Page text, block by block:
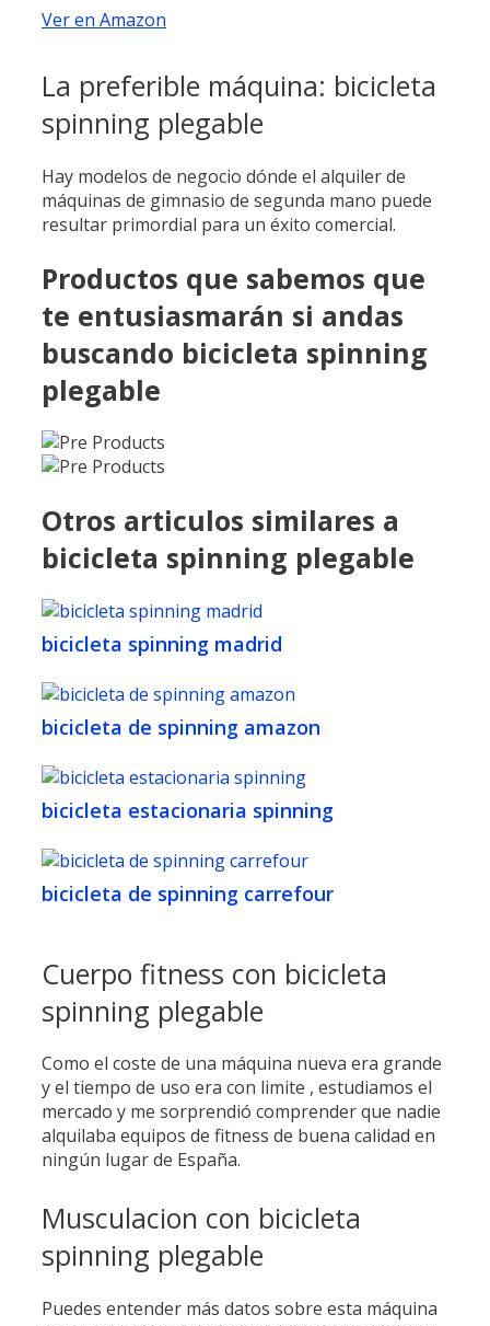
Ver en Amazon
La preferible máquina: bicicleta
spinning plegable
Hay modelos de negocio dónde el alquiler de
máquinas de gimnasio de segunda mano puede
resultar primordial para un éxito comercial.
Productos que sabemos que
te entusiasmarán si andas
buscando bicicleta spinning
plegable
Otros articulos similares a
bicicleta spinning plegable
bicicleta spinning madrid
bicicleta de spinning amazon
bicicleta estacionaria spinning
bicicleta de spinning carrefour
Cuerpo fitness con bicicleta
spinning plegable
Como el coste de una máquina nueva era grande
y el tiempo de uso era con limite , estudiamos el
mercado y me sorprendió comprender que nadie
alquilaba equipos de fitness de buena calidad en
ningún lugar de España.
Musculacion con bicicleta
spinning plegable
Puedes entender más datos sobre esta máquina